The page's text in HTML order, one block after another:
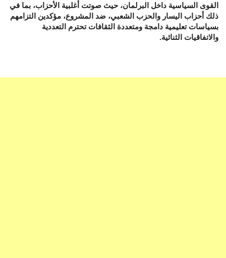
القوى السياسية داخل البرلمان، حيث صوتت أغلبية الأحزاب، بما في
ذلك أحزاب اليسار والحزب الشعبي، ضد المشروع، مؤكدين التزامهم
بسياسات تعليمية دامجة ومتعددة الثقافات تحترم التعددية
والاتفاقيات الثنائية.